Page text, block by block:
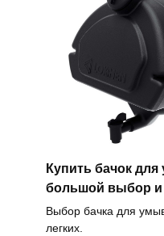
Купить бачок
большой выбор и
Выбор бачка для
легких.